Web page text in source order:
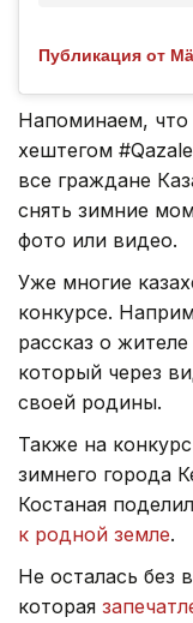
Напоминаем, что
хештегом
все граждане
снять зимние
фото или видео.
Уже многие
конкурсе.
рассказ о
который через
своей родины.
Также на
зимнего города
Костаная
к родной земле.
Не осталась без
которая